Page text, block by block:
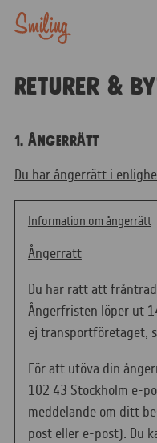
Returer &
1. ÅNGERRÄTT
Du har ångerrätt i
Information om ångerrätt
Ångerrätt
Du har rätt att
Ångerfristen löper ut
ej transportföretaget,
För att utöva din
102 43 Stockholm e-
meddelande om ditt
post eller e-post). Du